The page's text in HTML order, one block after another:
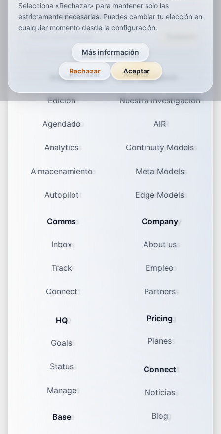
Selecciona «Rechazar» para mantener solo las
estrictamente necesarias. Puedes cambiar tu elección en
cualquier momento desde la configuración.
Más información
Rechazar Aceptar
Join Our Newsletter
Studio
Edición
Agendado
Analytics
Almacenamiento
Autopilot
Comms
Inbox
Track
Connect
HQ
Goals
Status
Manage
Base
Research
Nuestra investigación
AIR
Continuity Models
Meta Models
Edge Models
Company
About us
Empleo
Partners
Pricing
Planes
Connect
Noticias
Blog